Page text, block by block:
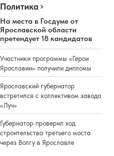
Политика
На места в Госдуме от
Ярославской области
претендует 18 кандидатов
Участники программы «Герои
Ярославии» получили дипломы
Ярославский губернатор
встретился с коллективом завода
«Луч»
Губернатор проверил ход
строительства третьего моста
через Волгу в Ярославле